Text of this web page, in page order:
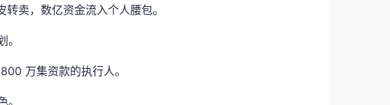
卖，数亿资金流入个人腰包。
万集资款的执行人。